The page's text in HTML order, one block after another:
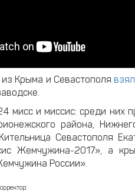
Крыма и Севастополя
мисс и миссис: среди них
района,
Севастополя
Жемчужина-2017», а
России».